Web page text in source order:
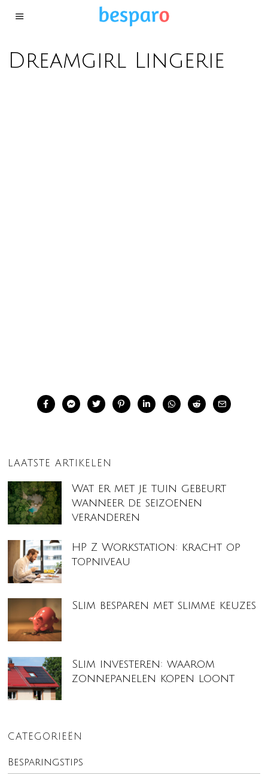
Dreamgirl Lingerie
LAATSTE ARTIKELEN
Wat er met je tuin gebeurt
wanneer de seizoenen
veranderen
HP Z Workstation: kracht op
topniveau
Slim besparen met slimme keuzes
Slim investeren: waarom
zonnepanelen kopen loont
CATEGORIEËN
Besparingstips